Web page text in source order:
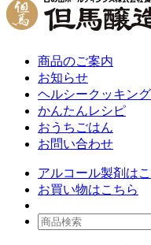
商品のご案内
お知らせ
ヘルシークッキング
かんたんレシピ
おうちごはん
お問い合わせ
アルコール製剤は
お買い物はこちら